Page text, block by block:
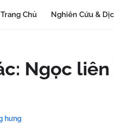
Trang Chủ Nghiên Cứu &
Ngọc
hưng